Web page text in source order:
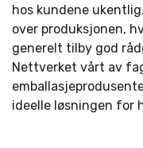
hos kundene
over produksjonen,
generelt tilby god
Nettverket vårt av
ideelle løsningen for